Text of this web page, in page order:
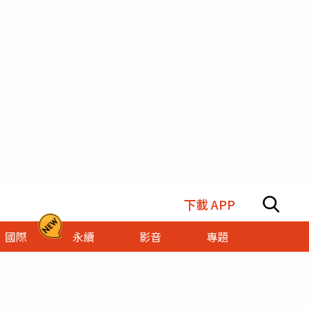
下載 APP
國際 永續 影音 專題